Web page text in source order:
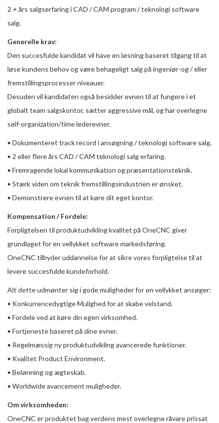
2 + års salgserfaring i CAD / CAM program / teknologi software
salg.
Generelle krav:
Den succesfulde kandidat vil have en løsning baseret tilgang til at
løse kundens behov og være behageligt salg på ingeniør-og / eller
fremstillingsprocesser niveauer.
Desuden vil kandidaten også besidder evnen til at fungere i et
globalt team salgskontor, sætter aggressive mål, og har overlegne
self-organization/time lederevner.
• Dokumenteret track record i ansøgning / teknologi software salg.
• 2 eller flere års CAD / CAM teknologi salg erfaring.
• Fremragende lokal kommunikation og præsentationsteknik.
• Stærk viden om teknik fremstillingsindustrien er ønsket.
• Demonstrere evnen til at køre dit eget kontor.
Kompensation / Fordele:
Forpligtelsen til produktudvikling kvalitet på OneCNC giver
grundlaget for en vellykket software markedsføring.
OneCNC tilbyder uddannelse for at sikre vores forpligtelse til at
levere succesfulde kundeforhold.
Alt dette udmønter sig i gode muligheder for en vellykket ansøger:
• Konkurrencedygtige Mulighed for at skabe velstand.
• Fordele ved at køre din egen virksomhed.
• Fortjeneste baseret på dine evner.
• Regelmæssig ny produktudvikling avancerede funktioner.
• Kvalitet Product Environment.
• Belønning og ægteskab.
• Worldwide avancement muligheder.
Om virksomheden:
OneCNC er produktet bag verdens mest overlegne råvare prissat